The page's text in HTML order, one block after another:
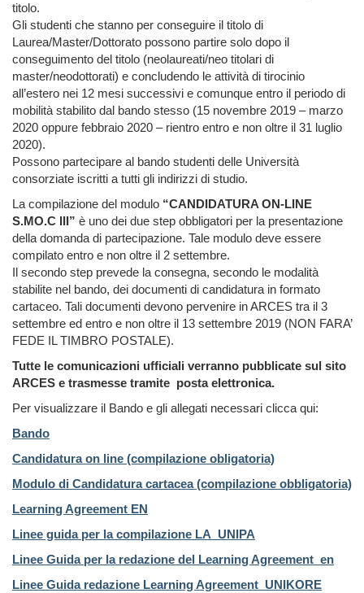
titolo.
Gli studenti che stanno per conseguire il titolo di
Laurea/Master/Dottorato possono partire solo dopo il
conseguimento del titolo (neolaureati/neo titolari di
master/neodottorati) e concludendo le attività di tirocinio
all’estero nei 12 mesi successivi e comunque entro il periodo di
mobilità stabilito dal bando stesso (15 novembre 2019 – marzo
2020 oppure febbraio 2020 – rientro entro e non oltre il 31 luglio
2020).
Possono partecipare al bando studenti delle Università
consorziate iscritti a tutti gli indirizzi di studio.
La compilazione del modulo “CANDIDATURA ON-LINE
S.MO.C III” è uno dei due step obbligatori per la presentazione
della domanda di partecipazione. Tale modulo deve essere
compilato entro e non oltre il 2 settembre.
Il secondo step prevede la consegna, secondo le modalità
stabilite nel bando, dei documenti di candidatura in formato
cartaceo. Tali documenti devono pervenire in ARCES tra il 3
settembre ed entro e non oltre il 13 settembre 2019 (NON FARA’
FEDE IL TIMBRO POSTALE).
Tutte le comunicazioni ufficiali verranno pubblicate sul sito
ARCES e trasmesse tramite posta elettronica.
Per visualizzare il Bando e gli allegati necessari clicca qui:
Bando
Candidatura on line (compilazione obligatoria)
Modulo di Candidatura cartacea (compilazione obbligatoria)
Learning Agreement EN
Linee guida per la compilazione LA_UNIPA
Linee Guida per la redazione del Learning Agreement_en
Linee Guida redazione Learning Agreement_UNIKORE